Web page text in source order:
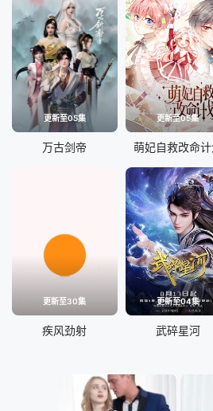
更新至05集
万古剑帝
更新至05集
萌妃自救改命计
更新至30集
疾风劲射
更新至04集
武碎星河